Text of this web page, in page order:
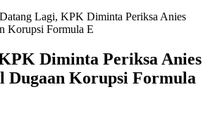
Datang Lagi, KPK Diminta Periksa Anies
Korupsi Formula E
Diminta Periksa Anies
Dugaan Korupsi Formula